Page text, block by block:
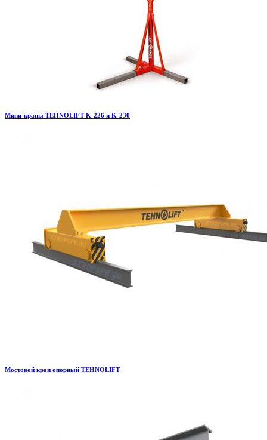
Мини-краны TEHNOLIFT K-226 и K-230
Мостовой кран опорный TEHNOLIFT